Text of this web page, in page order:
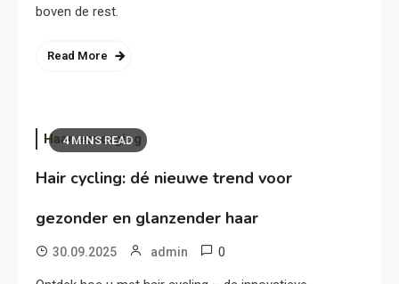
boven de rest.
Read More
4 MINS READ
Haarverzorging
Hair cycling: dé nieuwe trend voor
gezonder en glanzender haar
30.09.2025 admin 0